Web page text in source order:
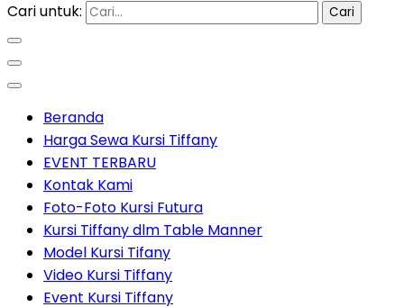
Cari untuk:
Beranda
Harga Sewa Kursi Tiffany
EVENT TERBARU
Kontak Kami
Foto-Foto Kursi Futura
Kursi Tiffany dlm Table Manner
Model Kursi Tifany
Video Kursi Tiffany
Event Kursi Tiffany